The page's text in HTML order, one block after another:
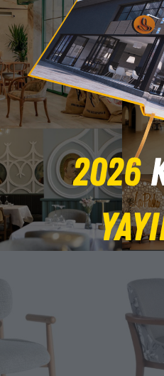
ve dik açıya yakın
ofis mekanları gibi iç mimari
döşemeler, yüksek
“şık, dayanıklı ve
Ürünü
© 2025 Kamsan Sandalye -